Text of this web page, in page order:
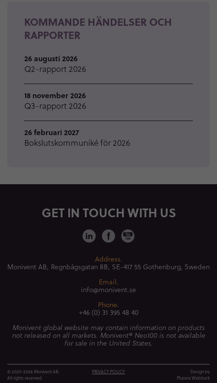
KOMMANDE HÄNDELSER OCH
RAPPORTER
26 augusti 2026
Q2-rapport 2026
18 november 2026
Q3-rapport 2026
26 februari 2027
Bokslutskommuniké för 2026
GET IN TOUCH WITH US
Address.
Monivent AB, Regnbågsgatan 8B, SE-417 55 Gothenburg, Sweden
Email.
info@monivent.se
Phone.
+46 (0) 31 395 48 40
Monivent global website may contain information on products
not released on all markets. Monivent® Neo100 is not available
for sale in the United States.
© 2020-2026 Monivent AB.
All rights reserved.
PRIVACY POLICY
Design by
Plucera Webbyrå